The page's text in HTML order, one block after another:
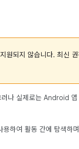
원되지 않습니다. 최신
나 실제로는 Android
하여 활동 간에 탐색하